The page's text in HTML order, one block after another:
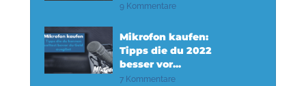
9 Kommentare
Mikrofon kaufen:
Tipps die du 2022
besser vor...
7 Kommentare